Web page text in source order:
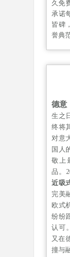
久免
承诺
皆碑
誉典
德意
生之
终将
对意
国人
敬上
品。
近吸
完美
欧式
纷纷
认可
又在
撞与